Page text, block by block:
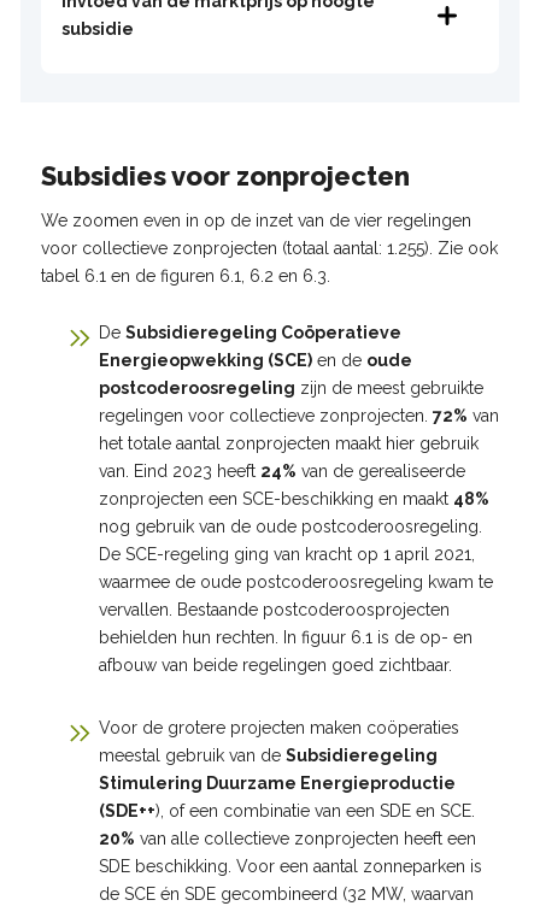
subsidie
Subsidies voor zonprojecten
We zoomen even in op de inzet van de vier regelingen
voor collectieve zonprojecten (totaal aantal: 1.255). Zie ook
tabel 6.1 en de figuren 6.1, 6.2 en 6.3.
De Subsidieregeling Coöperatieve
Energieopwekking (SCE)en de oude
postcoderoosregeling zijn de meest gebruikte
regelingen voor collectieve zonprojecten. 72% van
het totale aantal zonprojecten maakt hier gebruik
van. Eind 2023 heeft 24% van de gerealiseerde
zonprojecten een SCE-beschikking en maakt 48%
nog gebruik van de oude postcoderoosregeling.
De SCE-regeling ging van kracht op 1 april 2021,
waarmee de oude postcoderoosregeling kwam te
vervallen. Bestaande postcoderoosprojecten
behielden hun rechten. In figuur 6.1 is de op- en
afbouw van beide regelingen goed zichtbaar.
Voor de grotere projecten maken coöperaties
meestal gebruik van de Subsidieregeling
Stimulering Duurzame Energieproductie
(SDE++), of een combinatie van een SDE en SCE.
20% van alle collectieve zonprojecten heeft een
SDE beschikking. Voor een aantal zonneparken is
de SCE én SDE gecombineerd (32 MW, waarvan